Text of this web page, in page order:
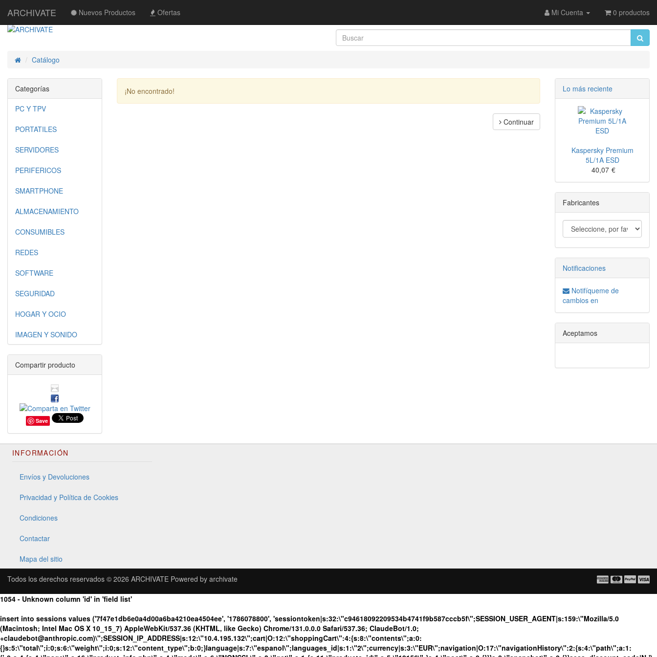
ARCHIVATE Nuevos Productos Ofertas Mi Cuenta 0 productos
InicioCatálogo
¡No encontrado!
Continuar
Categorías
PC Y TPV
PORTATILES
SERVIDORES
PERIFERICOS
SMARTPHONE
ALMACENAMIENTO
CONSUMIBLES
REDES
SOFTWARE
SEGURIDAD
HOGAR Y OCIO
IMAGEN Y SONIDO
Compartir producto
Save
Lo más reciente
Kaspersky Premium
5L/1A ESD
40,07 €
Fabricantes
Notificaciones
Notifíqueme de
cambios en
Aceptamos
INFORMACIÓN
Envíos y Devoluciones
Privacidad y Política de Cookies
Condiciones
Contactar
Mapa del sitio
Todos los derechos reservados © 2026 ARCHIVATE Powered by archivate
1054 - Unknown column 'id' in 'field list'
insert into sessions values ('7f47e1db6e0a4d00a6ba4210ea4504ee', '1786078800', 'sessiontoken|s:32:\"c94618092209534b4741f9b587cccb5f\";SESSION_USER_AGENT|s:159:\"Mozilla/5.0
(Macintosh; Intel Mac OS X 10_15_7) AppleWebKit/537.36 (KHTML, like Gecko) Chrome/131.0.0.0 Safari/537.36; ClaudeBot/1.0;
+claudebot@anthropic.com)\";SESSION_IP_ADDRESS|s:12:\"10.4.195.132\";cart|O:12:\"shoppingCart\":4:{s:8:\"contents\";a:0:
{}s:5:\"total\";i:0;s:6:\"weight\";i:0;s:12:\"content_type\";b:0;}language|s:7:\"espanol\";languages_id|s:1:\"2\";currency|s:3:\"EUR\";navigation|O:17:\"navigationHistory\":2:{s:4:\"path\";a:1: